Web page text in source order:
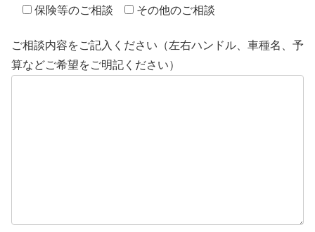
保険等のご相談 その他のご相談
ご相談内容をご記入ください（左右ハンドル、車種名、予
算などご希望をご明記ください）